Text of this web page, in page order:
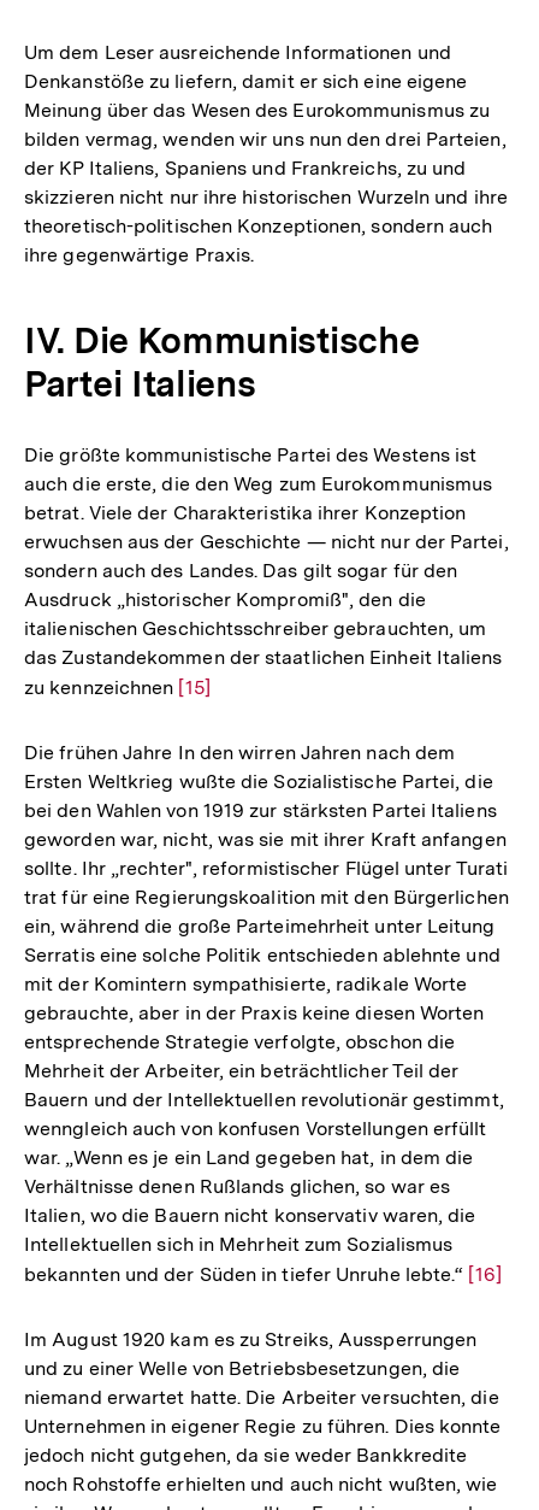
Um dem Leser ausreichende Informationen und
Denkanstöße zu liefern, damit er sich eine eigene
Meinung über das Wesen des Eurokommunismus zu
bilden vermag, wenden wir uns nun den drei Parteien,
der KP Italiens, Spaniens und Frankreichs, zu und
skizzieren nicht nur ihre historischen Wurzeln und ihre
theoretisch-politischen Konzeptionen, sondern auch
ihre gegenwärtige Praxis.
IV. Die Kommunistische
Partei Italiens
Die größte kommunistische Partei des Westens ist
auch die erste, die den Weg zum Eurokommunismus
betrat. Viele der Charakteristika ihrer Konzeption
erwuchsen aus der Geschichte — nicht nur der Partei,
sondern auch des Landes. Das gilt sogar für den
Ausdruck „historischer Kompromiß", den die
italienischen Geschichtsschreiber gebrauchten, um
das Zustandekommen der staatlichen Einheit Italiens
zu kennzeichnen Zur
der
Fußnote
[15]
Die frühen Jahre In den wirren Jahren nach dem
Ersten Weltkrieg wußte die Sozialistische Partei, die
bei den Wahlen von 1919 zur stärksten Partei Italiens
geworden war, nicht, was sie mit ihrer Kraft anfangen
sollte. Ihr „rechter", reformistischer Flügel unter Turati
trat für eine Regierungskoalition mit den Bürgerlichen
ein, während die große Parteimehrheit unter Leitung
Serratis eine solche Politik entschieden ablehnte und
mit der Komintern sympathisierte, radikale Worte
gebrauchte, aber in der Praxis keine diesen Worten
entsprechende Strategie verfolgte, obschon die
Mehrheit der Arbeiter, ein beträchtlicher Teil der
Bauern und der Intellektuellen revolutionär gestimmt,
wenngleich auch von konfusen Vorstellungen erfüllt
war. „Wenn es je ein Land gegeben hat, in dem die
Verhältnisse denen Rußlands glichen, so war es
Italien, wo die Bauern nicht konservativ waren, die
Intellektuellen sich in Mehrheit zum Sozialismus
bekannten und der Süden in tiefer Unruhe lebte.“ Zur
der
[16]
Im August 1920 kam es zu Streiks, Aussperrungen
und zu einer Welle von Betriebsbesetzungen, die
niemand erwartet hatte. Die Arbeiter versuchten, die
Unternehmen in eigener Regie zu führen. Dies konnte
jedoch nicht gutgehen, da sie weder Bankkredite
noch Rohstoffe erhielten und auch nicht wußten, wie